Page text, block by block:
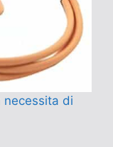
necessita di